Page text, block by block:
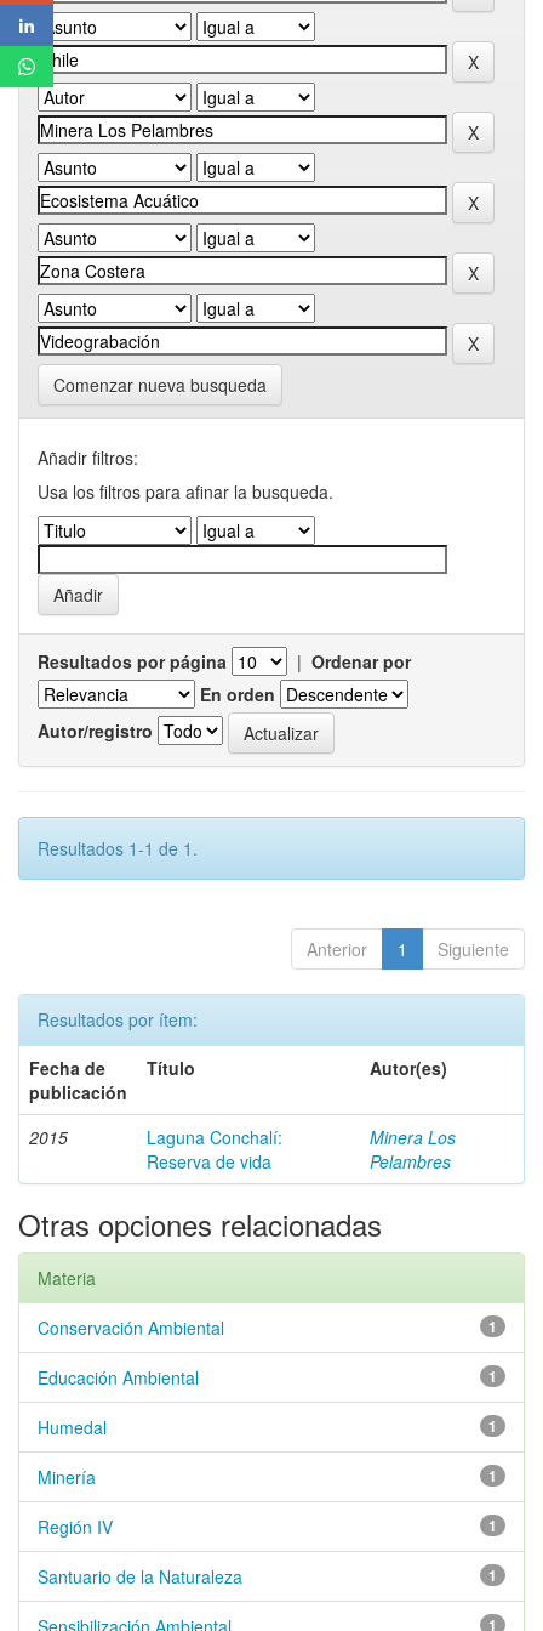
Comenzar nueva busqueda
Añadir filtros:
Usa los filtros para afinar la busqueda.
Resultados por página | Ordenar por
En orden
Autor/registro
Resultados 1-1 de 1.
Anterior 1 Siguiente
Resultados por ítem:
Fecha de
publicación
Título Autor(es)
2015
Laguna Conchalí:
Reserva de vida
Minera Los
Pelambres
Otras opciones relacionadas
Materia
1
Conservación Ambiental
1
Educación Ambiental
1
Humedal
1
Minería
1
Región IV
1
Santuario de la Naturaleza
1
Sensibilización Ambiental